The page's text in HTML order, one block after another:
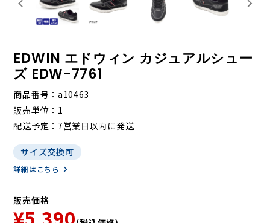
EDWIN エドウィン カジュアルシュー
ズ EDW-7761
商品番号
a10463
販売単位
1
配送予定
7営業日以内に発送
サイズ交換可
詳細はこちら
販売価格